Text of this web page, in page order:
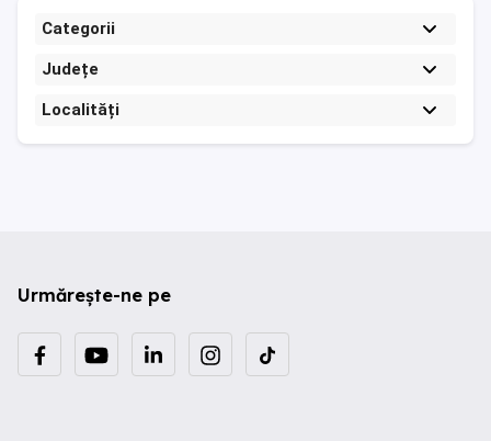
Categorii
Județe
Localități
Urmărește-ne pe